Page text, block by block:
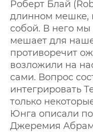
Роберт Блай
длинном мешке,
собой. В него мы
мешает для
противоречит
возложили на
сами. Вопрос
интегрировать
только
Юнга описали
Джеремия